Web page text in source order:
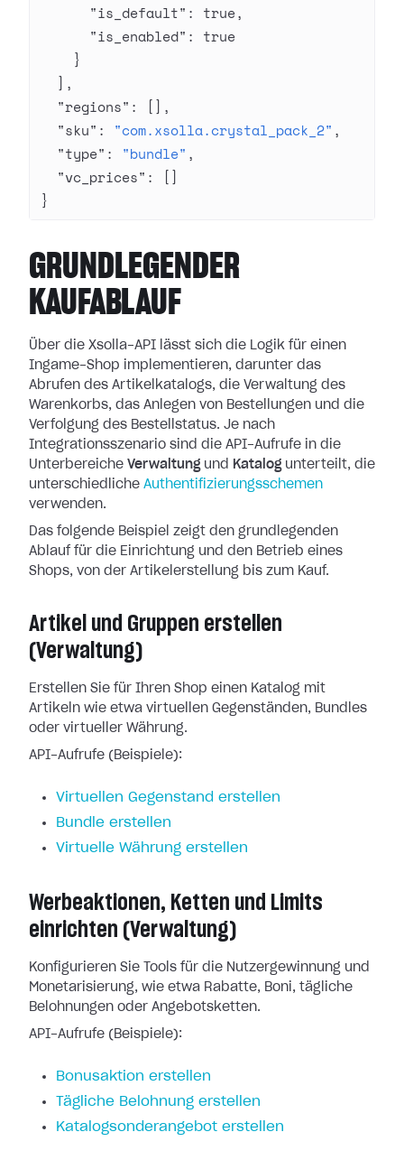
      "is_default"
: true,
      "is_enabled"
: true
    }
  ],
  "regions"
: [],
  "sku"
: "com.xsolla.crystal_pack_2" ,
  "type"
: "bundle" ,
  "vc_prices"
: []
}
GRUNDLEGENDER
KAUFABLAUF
Über die Xsolla-API lässt sich die Logik für einen
Ingame-Shop implementieren, darunter das
Abrufen des Artikelkatalogs, die Verwaltung des
Warenkorbs, das Anlegen von Bestellungen und die
Verfolgung des Bestellstatus. Je nach
Integrationsszenario sind die API-Aufrufe in die
Unterbereiche Verwaltung und Katalog unterteilt, die
unterschiedliche Authentifizierungsschemen
verwenden.
Das folgende Beispiel zeigt den grundlegenden
Ablauf für die Einrichtung und den Betrieb eines
Shops, von der Artikelerstellung bis zum Kauf.
Artikel und Gruppen erstellen
(Verwaltung)
Erstellen Sie für Ihren Shop einen Katalog mit
Artikeln wie etwa virtuellen Gegenständen, Bundles
oder virtueller Währung.
API-Aufrufe (Beispiele):
Virtuellen Gegenstand erstellen
Bundle erstellen
Virtuelle Währung erstellen
Werbeaktionen, Ketten und Limits
einrichten (Verwaltung)
Konfigurieren Sie Tools für die Nutzergewinnung und
Monetarisierung, wie etwa Rabatte, Boni, tägliche
Belohnungen oder Angebotsketten.
API-Aufrufe (Beispiele):
Bonusaktion erstellen
Tägliche Belohnung erstellen
Katalogsonderangebot erstellen